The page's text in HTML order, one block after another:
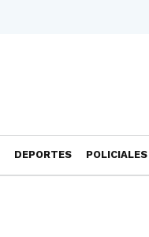
DEPORTES POLICIALES